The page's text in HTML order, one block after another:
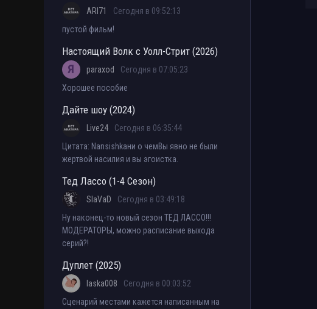
ARI71
Сегодня в 09:52:13
пустой фильм!
Настоящий Волк с Уолл-Стрит (2026)
paraxod
Сегодня в 07:05:23
Хорошее пособие
Дайте шоу (2024)
Live24
Сегодня в 06:35:44
Цитата: Nansishkaни о чемВы явно не были
жертвой насилия и вы эгоистка.
Тед Лассо (1-4 Сезон)
SlaVaD
Сегодня в 03:49:18
Ну наконец-то новый сезон ТЕД ЛАССО!!!
МОДЕРАТОРЫ, можно расписание выхода
серий?!
Дуплет (2025)
laska008
Сегодня в 00:03:52
Сценарий местами кажется написанным на